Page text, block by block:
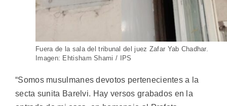
Fuera de la sala del tribunal del juez Zafar Yab Chadhar.
Imagen: Ehtisham Shami / IPS
“Somos musulmanes devotos pertenecientes a la
secta sunita Barelvi. Hay versos grabados en la